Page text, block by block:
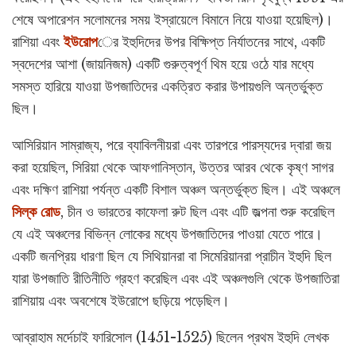
শেষে অপারেশন সলোমনের সময় ইস্রায়েলে বিমানে নিয়ে যাওয়া হয়েছিল)।
রাশিয়া এবংইউরোপের ইহুদিদের উপর বিক্ষিপ্ত নির্যাতনের সাথে, একটি
স্বদেশের আশা (জায়নিজম) একটি গুরুত্বপূর্ণ থিম হয়ে ওঠে যার মধ্যে
সমস্ত হারিয়ে যাওয়া উপজাতিদের একত্রিত করার উপায়গুলি অন্তর্ভুক্ত
ছিল।
আসিরিয়ান সাম্রাজ্য, পরে ব্যাবিলনীয়রা এবং তারপরে পারস্যদের দ্বারা জয়
করা হয়েছিল, সিরিয়া থেকে আফগানিস্তান, উত্তর আরব থেকে কৃষ্ণ সাগর
এবং দক্ষিণ রাশিয়া পর্যন্ত একটি বিশাল অঞ্চল অন্তর্ভুক্ত ছিল। এই অঞ্চলে
সিল্ক রোড, চীন ও ভারতের কাফেলা রুট ছিল এবং এটি জল্পনা শুরু করেছিল
যে এই অঞ্চলের বিভিন্ন লোকের মধ্যে উপজাতিদের পাওয়া যেতে পারে।
একটি জনপ্রিয় ধারণা ছিল যে সিথিয়ানরা বা সিমেরিয়ানরা প্রাচীন ইহুদি ছিল
যারা উপজাতি রীতিনীতি গ্রহণ করেছিল এবং এই অঞ্চলগুলি থেকে উপজাতিরা
রাশিয়ায় এবং অবশেষে ইউরোপে ছড়িয়ে পড়েছিল।
আব্রাহাম মর্দেচাই ফারিসোল (1451-1525) ছিলেন প্রথম ইহুদি লেখক